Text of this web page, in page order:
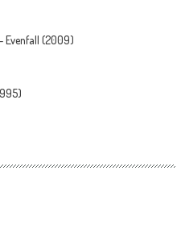
Evenfall (2009)